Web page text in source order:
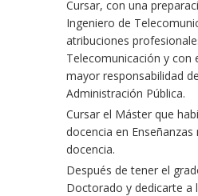
Cursar, con una
Ingeniero de
atribuciones
Telecomunicación y con
mayor responsabilidad
Administración Pública.
Cursar el Máster que
docencia en
docencia.
Después de tener el
Doctorado y dedicarte a